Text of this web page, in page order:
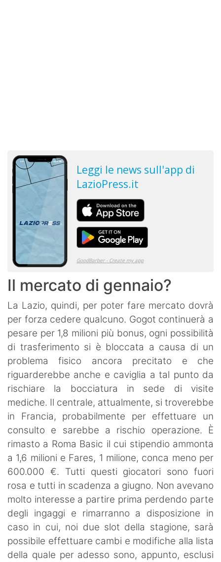
Il mercato di gennaio?
La Lazio, quindi, per poter fare mercato dovrà
per forza cedere qualcuno. Gogot continuerà a
pesare per 1,8 milioni più bonus, ogni possibilità
di trasferimento si è bloccata a causa di un
problema fisico ancora precitato e che
riguarderebbe anche e caviglia a tal punto da
rischiare la bocciatura in sede di visite
mediche. Il centrale, attualmente, si troverebbe
in Francia, probabilmente per effettuare un
consulto e sarebbe a rischio operazione. È
rimasto a Roma Basic il cui stipendio ammonta
a 1,6 milioni e Fares, 1 milione, conca meno per
600.000 €. Tutti questi giocatori sono fuori
rosa e tutti in scadenza a giugno. Non avevano
molto interesse a partire prima perdendo parte
degli ingaggi e rimarranno a disposizione in
caso in cui, noi due slot della stagione, sarà
possibile effettuare cambi e modifiche alla lista
della quale per adesso sono, appunto, esclusi